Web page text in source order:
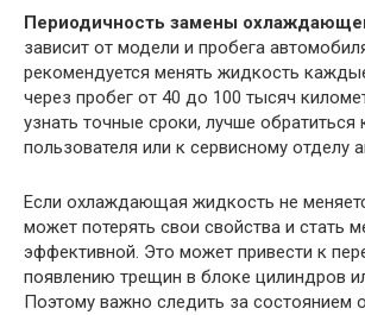
Периодичность замены
зависит от модели и пробега
рекомендуется менять жидкость
через пробег от 40 до 100 тысяч
узнать точные сроки, лучше обратиться
пользователя или к сервисному отделу
Если охлаждающая жидкость не
может потерять свои свойства и стать
эффективной. Это может привести к
появлению трещин в блоке цилиндров
Поэтому важно следить за